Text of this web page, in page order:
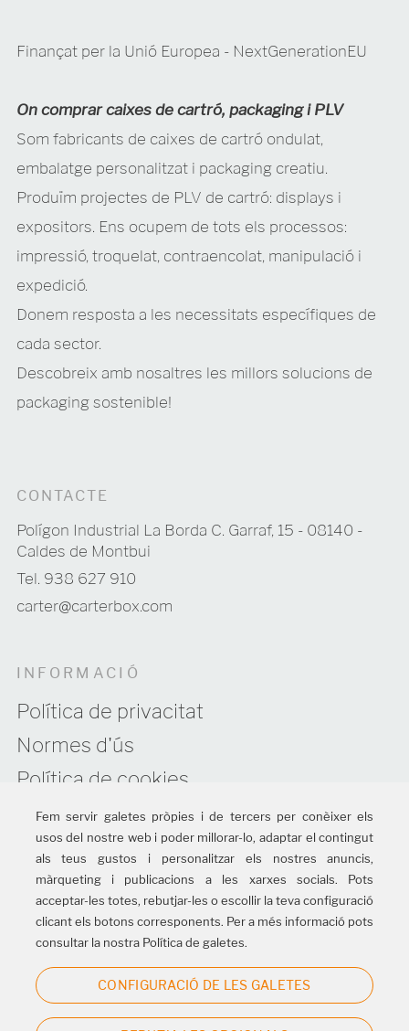
Finançat per la Unió Europea - NextGenerationEU
On comprar caixes de cartró, packaging i PLV
Som fabricants de caixes de cartró ondulat,
embalatge personalitzat i packaging creatiu.
Produïm projectes de PLV de cartró: displays i
expositors. Ens ocupem de tots els processos:
impressió, troquelat, contraencolat, manipulació i
expedició.
Donem resposta a les necessitats específiques de
cada sector.
Descobreix amb nosaltres les millors solucions de
packaging sostenible!
CONTACTE
Polígon Industrial La Borda C. Garraf, 15 - 08140 -
Caldes de Montbui
Tel. 938 627 910
carter@carterbox.com
INFORMACIÓ
Política de privacitat
Normes d'ús
Política de cookies
Informació legal
Política de Cadena de Custodia FSC®
SEGUEIX-NOS
Fem servir galetes pròpies i de tercers per conèixer els
usos del nostre web i poder millorar-lo, adaptar el contingut
als teus gustos i personalitzar els nostres anuncis,
màrqueting i publicacions a les xarxes socials. Pots
acceptar-les totes, rebutjar-les o escollir la teva configuració
clicant els botons corresponents. Per a més informació pots
consultar la nostra Política de galetes.
CONFIGURACIÓ DE LES GALETES